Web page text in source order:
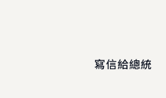
寫信給總統